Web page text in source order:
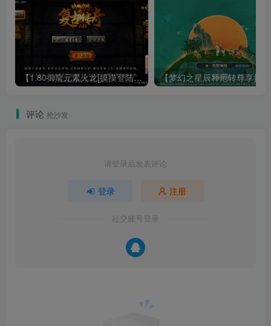
【1.80御龍元素火龙[摸摸登陆器]】战神引擎WIN服务端+GM工具+充值后台+双端+架设教程
评论 抢沙发
请登录后发表评论
登录 注册
社交账号登录